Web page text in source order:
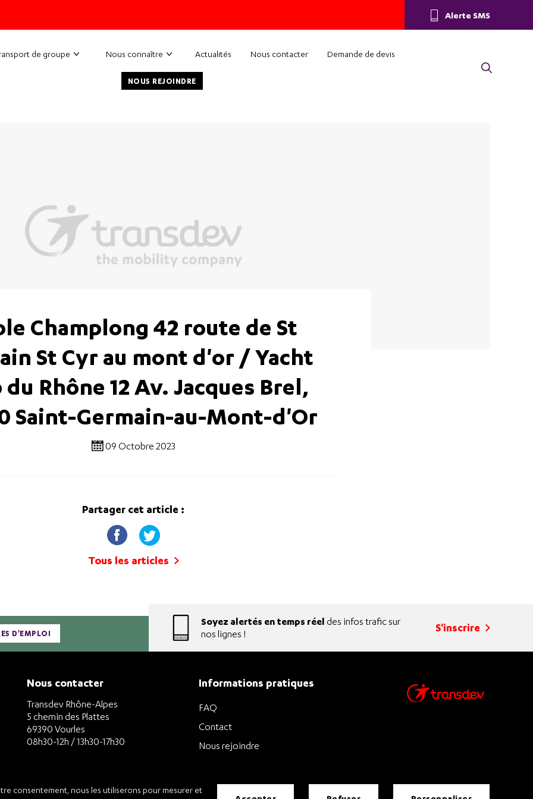
consentement, nous les utiliserons pour mesurer et
Alerte SMS
de groupe Nous connaître Actualités Nous contacter Demande de devis
NOUS REJOINDRE
Champlong 42 route de St
St Cyr au mont d'or / Yacht
Rhône 12 Av. Jacques Brel,
Saint-Germain-au-Mont-d'Or
09 Octobre 2023
Partager cet article :
Tous les articles
D'EMPLOI
Soyez alertés en temps réel des infos trafic sur
nos lignes !
S'inscrire
Nous contacter
Transdev Rhône-Alpes
5 chemin des Plattes
69390 Vourles
08h30-12h / 13h30-17h30
Informations pratiques
FAQ
Contact
Nous rejoindre